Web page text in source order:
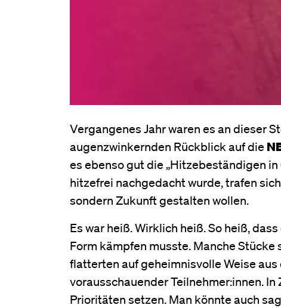
Vergangenes Jahr waren es an dieser
augenzwinkernden Rückblick auf die
es ebenso gut die „Hitzebeständigen
hitzefrei nachgedacht wurde, trafen
sondern Zukunft gestalten wollen.
Es war heiß. Wirklich heiß. So heiß,
Form kämpfen musste. Manche
flatterten auf geheimnisvolle Weise
vorausschauender Teilnehmer:innen.
Prioritäten setzen. Man könnte auch